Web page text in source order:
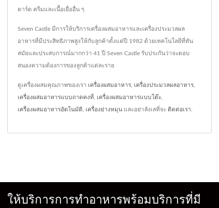
ตาร์ด ครีมและเนื้อเยื่ออื่น ๆ
Seven Castle มีการให้บริการเครื่องผสมอาหารและเครื่องประมวลผล
อาหารที่มีประสิทธิภาพสูงให้กับลูกค้าตั้งแต่ปี 1982 ด้วยเทคโนโลยีที่ทัน
สมัยและประสบการณ์มากกว่า 41 ปี Seven Castle รับประกันว่าจะตอบ
สนองความต้องการของลูกค้าแต่ละราย
ดูเครื่องผสมคุณภาพของเรา เครื่องผสมอาหาร เครื่องประมวลผลอาหาร
เครื่องผสมอาหารแบบถาดคงที่ เครื่องผสมอาหารแบบโต๊ะ
เครื่องผสมอาหารอัตโนมัติ เครื่องย่างหมุน และอย่าลังเลที่จะ ติดต่อเรา
ให้บริการการทำอาหารพร้อมบริการที่มี